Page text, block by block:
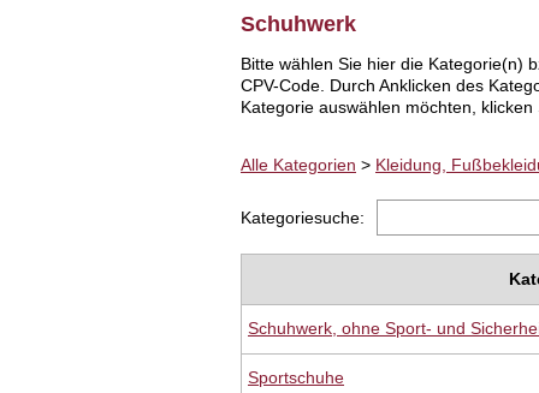
Schuhwerk
Bitte wählen Sie hier die Kategorie(n)
CPV-Code. Durch Anklicken des
Kategorie auswählen möchten,
Alle Kategorien > Kleidung,
Kategoriesuche:
Schuhwerk, ohne Sport- und
Sportschuhe